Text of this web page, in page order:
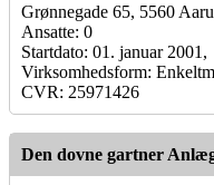
Grønnegade 65, 5560
Ansatte: 0
Startdato: 01. januar 2001,
Virksomhedsform:
CVR: 25971426
Den dovne gartner